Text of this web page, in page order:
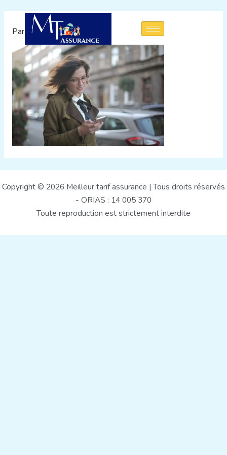
contenu
Par admin / 1 août 2022
Copyright © 2026 Meilleur tarif assurance | Tous droits réservés
- ORIAS : 14 005 370
Toute reproduction est strictement interdite